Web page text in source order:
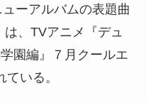
ーアルバムの表題曲
は、TVアニメ『デュ
園編』７月クールエ
いる。